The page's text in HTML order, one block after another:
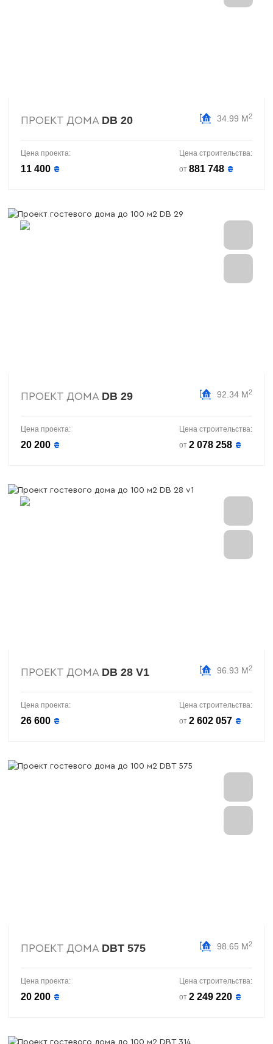
ПРОЕКТ ДОМА DB 20 34.99 М2
Цена проекта:
11 400 ₴
Цена строительства:
от 881 748 ₴
ПРОЕКТ ДОМА DB 29 92.34 М2
Цена проекта:
20 200 ₴
Цена строительства:
от 2 078 258 ₴
ПРОЕКТ ДОМА DB 28 V1 96.93 М2
Цена проекта:
26 600 ₴
Цена строительства:
от 2 602 057 ₴
ПРОЕКТ ДОМА DBT 575 98.65 М2
Цена проекта:
20 200 ₴
Цена строительства:
от 2 249 220 ₴